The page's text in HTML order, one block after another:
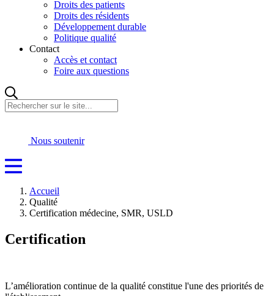
Droits des patients
Droits des résidents
Développement durable
Politique qualité
Contact
Accès et contact
Foire aux questions
Rechercher
sur
Nous soutenir
Accueil
Qualité
Certification médecine, SMR, USLD
Certification
L’amélioration continue de la qualité constitue l'une des priorités de